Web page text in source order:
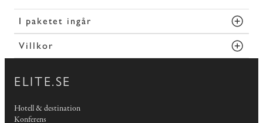
I paketet ingår
Villkor
ELITE.SE
Hotell & destination
Konferens